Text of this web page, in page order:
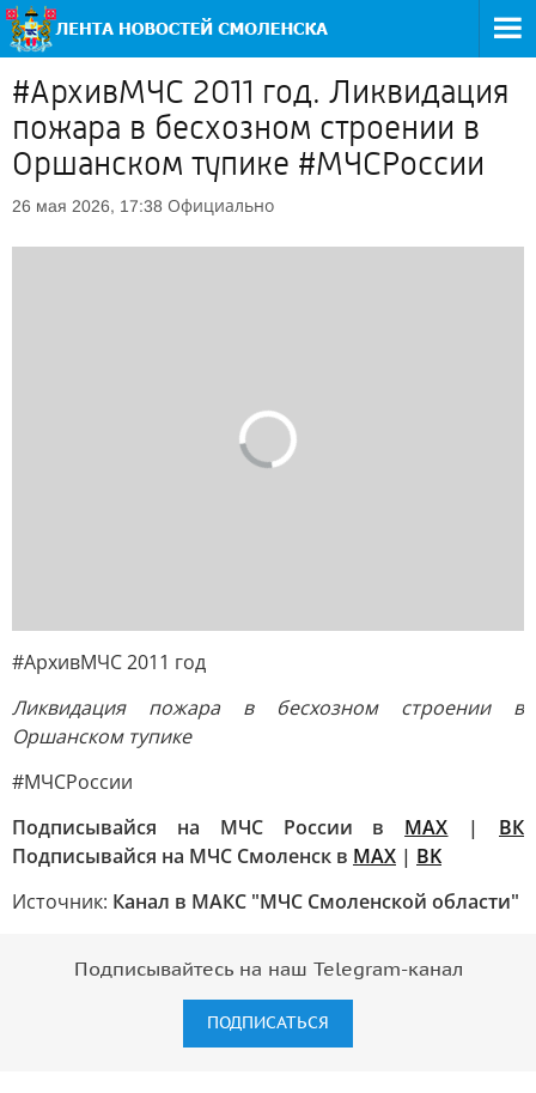
#АрхивМЧС 2011 год. Ликвидация
пожара в бесхозном строении в
Оршанском тупике #МЧСРоссии
26 мая 2026, 17:38 Официально
#АрхивМЧС 2011 год
Ликвидация пожара в бесхозном строении в
Оршанском тупике
#МЧСРоссии
Подписывайся на МЧС России в MAX | ВК
Подписывайся на МЧС Смоленск в MAX | BK
Источник: Канал в МАКС "МЧС Смоленской области"
Подписывайтесь на наш Telegram-канал
ПОДПИСАТЬСЯ